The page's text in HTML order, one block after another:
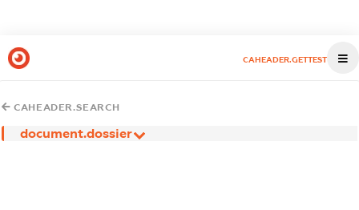
CAHEADER.GETTEST
CAHEADER.SEARCH
document.dossier